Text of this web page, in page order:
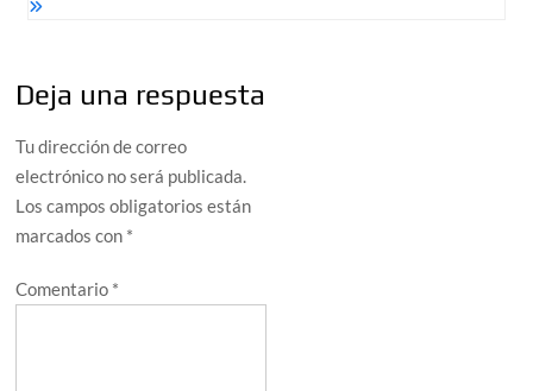
Deja una respuesta
Tu dirección de correo
electrónico no será publicada.
Los campos obligatorios están
marcados con *
Comentario *